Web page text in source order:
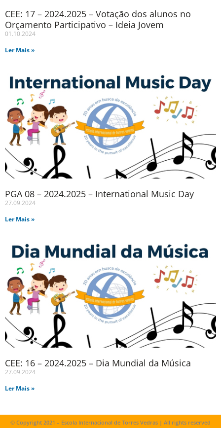
CEE: 17 – 2024.2025 – Votação dos alunos no
Orçamento Participativo – Ideia Jovem
01.10.2024
Ler Mais »
PGA 08 – 2024.2025 – International Music Day
27.09.2024
Ler Mais »
CEE: 16 – 2024.2025 – Dia Mundial da Música
27.09.2024
Ler Mais »
© Copyright 2021 – Escola Internacional de Torres Vedras | All rights reserved